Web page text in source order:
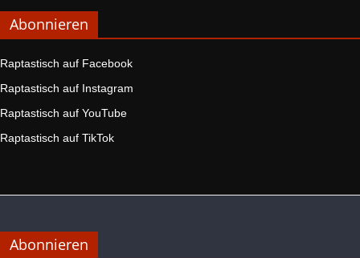
Abonnieren
Raptastisch auf Facebook
Raptastisch auf Instagram
Raptastisch auf YouTube
Raptastisch auf TikTok
Abonnieren